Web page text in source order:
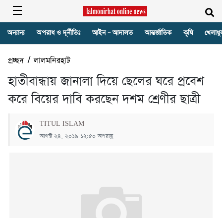
অন্যান্য অপরাধ ও দূর্নীতিঃ আইন – আদালত আন্তর্জাতিক কৃষি
প্রচ্ছদ/লালমনিরহাট
হাতীবান্ধায় জানালা দিয়ে ছেলের ঘরে প্রবেশ
করে বিয়ের দাবি করছেন দশম শ্রেণীর ছাত্রী
TITUL ISLAM
আগস্ট ২৪, ২০১৯ ১২:৫০ অপরাহ্ণ